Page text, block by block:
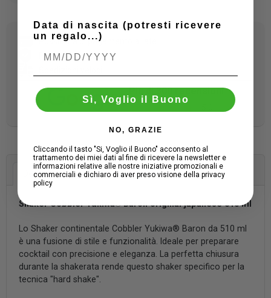
Possibilità di pagamento a rate
Pagamenti sicuri
Più di 300 recensioni
Descrizione Dettagli del prodotto
Shaker Cobbler Yukiwa®Baron original japanese 510 ml
Lo Shaker continentale Cobbler Yukiwa® Baron da 510 ml
è una fusione di stile e funzionalità. Ideale per preparare
cocktail con precisione e eleganza. La perfetta chiusura
durante la shakerata rende questo shaker specifico per la
tecnica "hard shake".
Data di nascita (potresti ricevere
un regalo...)
Sì, Voglio il Buono
NO, GRAZIE
Cliccando il tasto "Si, Voglio il Buono" acconsento al
trattamento dei miei dati al fine di ricevere la newsletter e
informazioni relative alle nostre iniziative promozionali e
commerciali e dichiaro di aver preso visione della privacy
policy